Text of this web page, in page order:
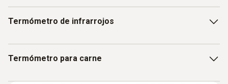
podrá medir la temperatura de las superficies más
característica especial de los instrumentos de medición de
Termómetro de infrarrojos
eficacia, especialmente en la medición de la temperatura
Termómetro para carne